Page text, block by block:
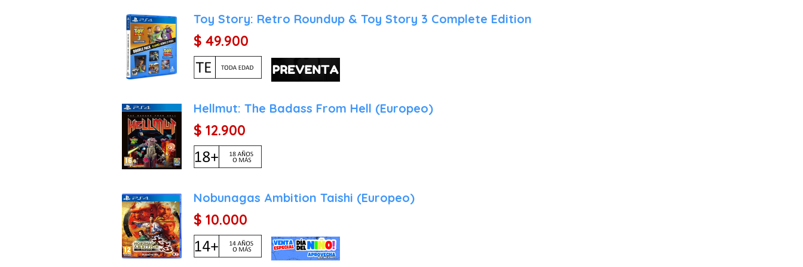
Multijugador Cooperativo en Red: La colección integra funciones en línea que permiten unirse a otros
jugadores para participar en intensos combates por equipos y expediciones de exploración en
¿Por qué comprar el juego?
actualizaciones de contenido lanzadas originalmente a lo largo de los años —incluyendo monstruos
disco en tu consola.
Toy Story: Retro Roundup & Toy Story 3 Complete Edition
$ 49.900
Hellmut: The Badass From Hell (Europeo)
$ 12.900
Nobunagas Ambition Taishi (Europeo)
$ 10.000